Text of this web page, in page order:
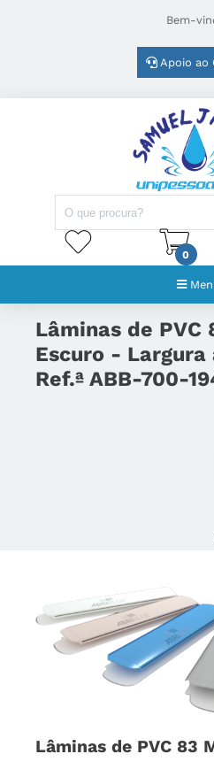
Bem-
Apoio ao
0
Lâminas de PVC
Escuro -
Ref.ª ABB-700-
Lâminas de PVC 83